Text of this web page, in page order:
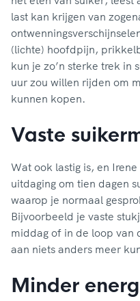
last kan krijgen van
(lichte) hoofdpijn,
kun je zo’n sterke trek in
uur zou willen rijden om
kunnen kopen.
Vaste
Wat ook lastig is, en
uitdaging om tien dagen
waarop je normaal
Bijvoorbeeld je vaste
middag of in de loop van
aan niets anders meer
Minder